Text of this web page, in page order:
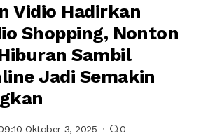
Vidio Hadirkan
Shopping, Nonton
Sambil
Jadi Semakin
Oktober 3, 2025 0